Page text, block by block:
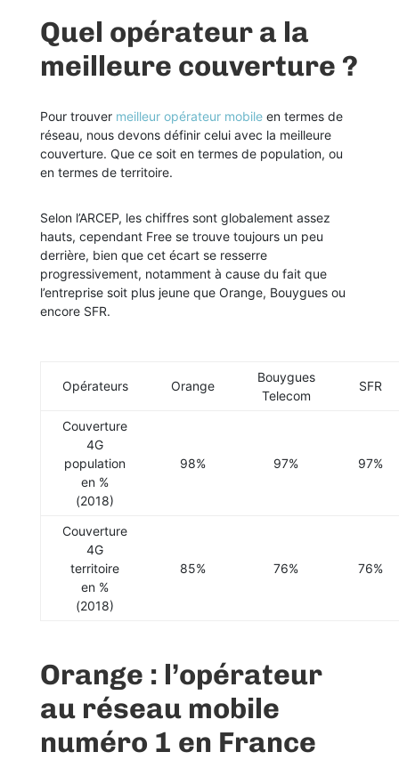
Quel opérateur a la
meilleure couverture ?
Pour trouver meilleur opérateur mobileen termes de
réseau, nous devons définir celui avec la meilleure
couverture. Que ce soit en termes de population, ou
en termes de territoire.
Selon l’ARCEP, les chiffres sont globalement assez
hauts, cependant Free se trouve toujours un peu
derrière, bien que cet écart se resserre
progressivement, notamment à cause du fait que
l’entreprise soit plus jeune que Orange, Bouygues ou
encore SFR.
Opérateurs Orange
Bouygues
Telecom
SFR
Couverture
4G
population
en %
(2018)
98% 97% 97%
Couverture
4G
territoire
en %
(2018)
85% 76% 76%
Orange : l’opérateur
au réseau mobile
numéro 1 en France